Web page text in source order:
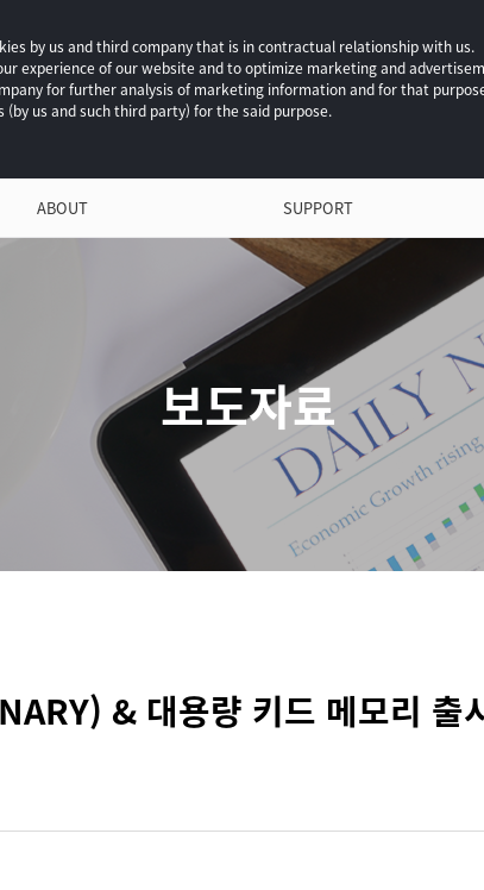
by us and third company that is in contractual relationship with us.
experience of our website and to optimize marketing and
for further analysis of marketing information and for that
us and such third party) for the said purpose.
ABOUT SUPPORT
보도자료
& 대용량 키드 메모리 출